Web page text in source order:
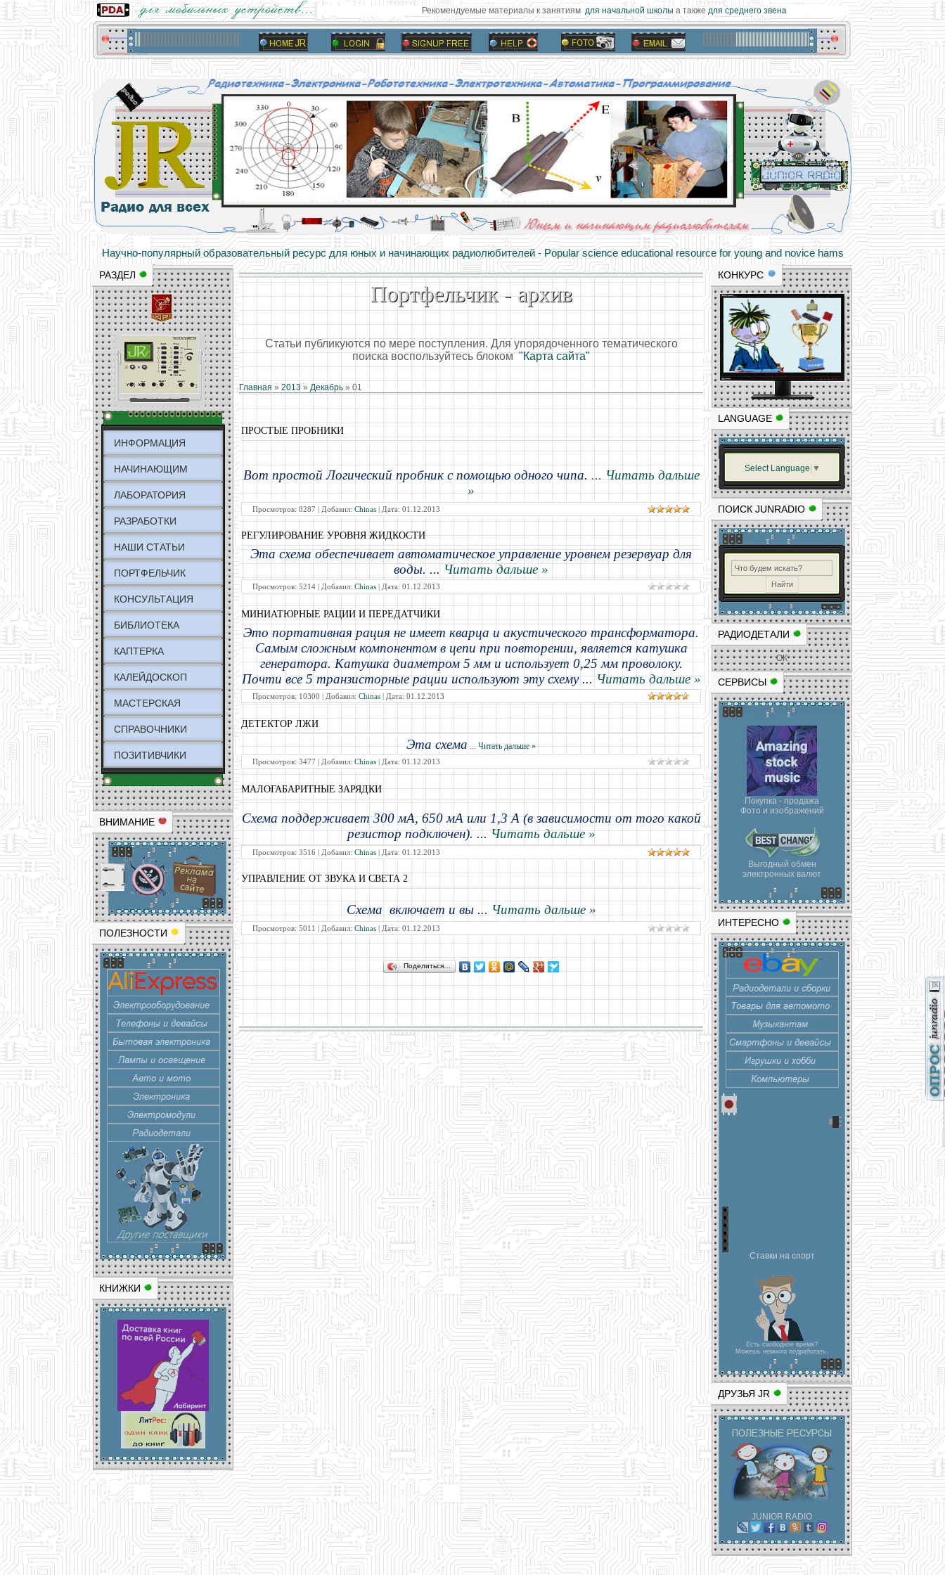
Рекомендуемые материалы к занятиямдля начальной школыа такжедля среднего звена
Научно-популярный образовательный ресурс для юных и начинающих радиолюбителей - Popular science educational resource for young and novice hams
Основы электричества, учебные материалы и опыт профессионалов - Basics of electricity, educational materials and professional experience
РАЗДЕЛ
ИНФОРМАЦИЯ
НАЧИНАЮЩИМ
ЛАБОРАТОРИЯ
РАЗРАБОТКИ
НАШИ СТАТЬИ
ПОРТФЕЛЬЧИК
КОНСУЛЬТАЦИЯ
БИБЛИОТЕКА
КАПТЕРКА
КАЛЕЙДОСКОП
МАСТЕРСКАЯ
СПРАВОЧНИКИ
ПОЗИТИВЧИКИ
ВНИМАНИЕ
ПОЛЕЗНОСТИ
КНИЖКИ
КОНКУРС
LANGUAGE
Select Language ▼
ПОИСК JUNRADIO
РАДИОДЕТАЛИ
ОК
СЕРВИСЫ
Покупка - продажа
Фото и изображений
Выгодный обмен
электронных валют
ИНТЕРЕСНО
Ставки на спорт
Есть свободное время?
Можешь немного подработать.
ДРУЗЬЯ JR
JUNIOR RADIO
Портфельчик - архив
Статьи публикуются по мере поступления. Для упорядоченного тематического
поиска воспользуйтесь блоком"Карта сайта"
Главная » 2013 » Декабрь » 01
ПРОСТЫЕ ПРОБНИКИ
Вот простой Логический пробник с помощью одного чипа. ... Читать дальше
»
Просмотров: 8287 | Добавил: Chinas | Дата: 01.12.2013
РЕГУЛИРОВАНИЕ УРОВНЯ ЖИДКОСТИ
Эта схема обеспечивает автоматическое управление уровнем резервуар для
воды. ... Читать дальше »
Просмотров: 5214 | Добавил: Chinas | Дата: 01.12.2013
МИНИАТЮРНЫЕ РАЦИИ И ПЕРЕДАТЧИКИ
Это портативная рация не имеет кварца и акустического трансформатора.
Самым сложным компонентом в цепи при повторении, является катушка
генератора. Катушка диаметром 5 мм и использует 0,25 мм проволоку.
Почти все 5 транзисторные рации используют эту схему...Читать дальше »
Просмотров: 10300 | Добавил: Chinas | Дата: 01.12.2013
ДЕТЕКТОР ЛЖИ
Эта схема ...Читать дальше »
Просмотров: 3477 | Добавил: Chinas | Дата: 01.12.2013
МАЛОГАБАРИТНЫЕ ЗАРЯДКИ
Схема поддерживает 300 мА, 650 мА или 1,3 A (в зависимости от того какой
резистор подключен). ...Читать дальше »
Просмотров: 3516 | Добавил: Chinas | Дата: 01.12.2013
УПРАВЛЕНИЕ ОТ ЗВУКА И СВЕТА 2
Схема включает и вы ... Читать дальше »
Просмотров: 5011 | Добавил: Chinas | Дата: 01.12.2013
Поделиться…